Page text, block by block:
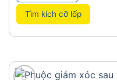
Tìm kích cỡ lốp